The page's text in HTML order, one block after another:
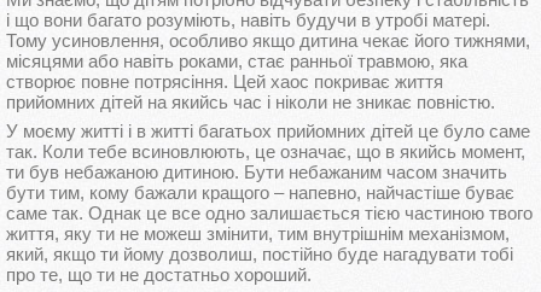
і що вони багато розуміють, навіть будучи в утробі матері.
Тому усиновлення, особливо якщо дитина чекає його тижнями,
місяцями або навіть роками, стає ранньої травмою, яка
створює повне потрясіння. Цей хаос покриває життя
прийомних дітей на якийсь час і ніколи не зникає повністю.
У моєму житті і в житті багатьох прийомних дітей це було саме
так. Коли тебе всиновлюють, це означає, що в якийсь момент,
ти був небажаною дитиною. Бути небажаним часом значить
бути тим, кому бажали кращого – напевно, найчастіше буває
саме так. Однак це все одно залишається тією частиною твого
життя, яку ти не можеш змінити, тим внутрішнім механізмом,
який, якщо ти йому дозволиш, постійно буде нагадувати тобі
про те, що ти не достатньо хороший.